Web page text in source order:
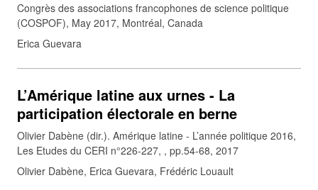
Congrès des associations francophones de science politique
(COSPOF), May 2017, Montréal, Canada
Erica Guevara
L’Amérique latine aux urnes - La
participation électorale en berne
Olivier Dabène (dir.). Amérique latine - L’année politique 2016,
Les Etudes du CERI n°226-227, , pp.54-68, 2017
Olivier Dabène, Erica Guevara, Frédéric Louault